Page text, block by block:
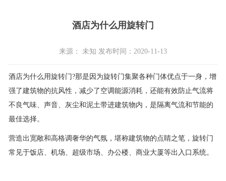
酒店为什么用旋转门
来源： 未知 发布时间：2020-11-13
酒店为什么用旋转门?那是因为旋转门集聚各种门体优点于一身，增
强了建筑物的抗风性，减少了空调能源消耗，还能有效防止气流将
不良气味、声音、灰尘和泥土带进建筑物内，是隔离气流和节能的
最佳选择。
营造出宽敞和高格调奢华的气氛，堪称建筑物的点睛之笔，旋转门
常见于饭店、机场、超级市场、办公楼、商业大厦等出入口系统。